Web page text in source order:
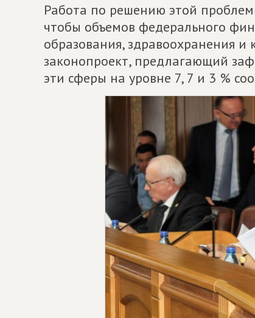
Работа по решению этой
чтобы объемов федерального
образования, здравоохранения и
законопроект, предлагающий
эти сферы на уровне 7, 7 и 3 %